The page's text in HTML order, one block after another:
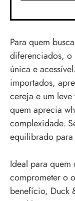
Para quem
diferenciados, o
única e
importados,
cereja e um
quem aprecia
complexidade.
equilibrado
Ideal para quem
comprometer o
benefício, Duck